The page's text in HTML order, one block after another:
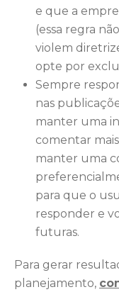
e que a
(essa regra
violem
opte por
Sempre
nas
manter uma
comentar
manter uma
para que o
responder e
futuras.
Para gerar
planejamento,